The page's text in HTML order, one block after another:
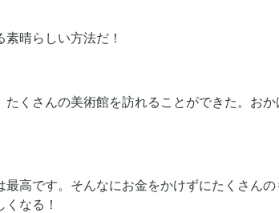
晴らしい方法だ！
たくさんの美術館を訪れることができた。お
最高です。そんなにお金をかけずにたくさん
なる！